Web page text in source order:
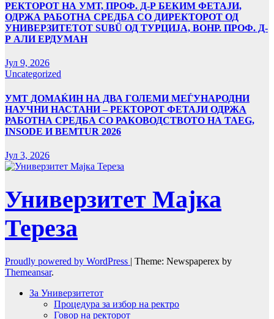
РЕКТОРОТ НА УМТ, ПРОФ. Д-Р БЕКИМ ФЕТАЈИ,
ОДРЖА РАБОТНА СРЕДБА СО ДИРЕКТОРОТ ОД
УНИВЕРЗИТЕТОТ SUBÜ ОД ТУРЦИЈА, ВОНР. ПРОФ. Д-
Р АЛИ ЕРДУМАН
Јул 9, 2026
Uncategorized
УMТ ДОМАЌИН НА ДВА ГОЛЕМИ МЕЃУНАРОДНИ
НАУЧНИ НАСТАНИ – РЕКТОРОТ ФЕТАЈИ ОДРЖА
РАБОТНА СРЕДБА СО РАКОВОДСТВОТО НА TAEG,
INSODE И BEMTUR 2026
Јул 3, 2026
Универзитет Мајка
Тереза
Proudly powered by WordPress | Theme: Newspaperex by
Themeansar.
За Универзитетот
Процедура за избор на ректро
Говор на ректорот